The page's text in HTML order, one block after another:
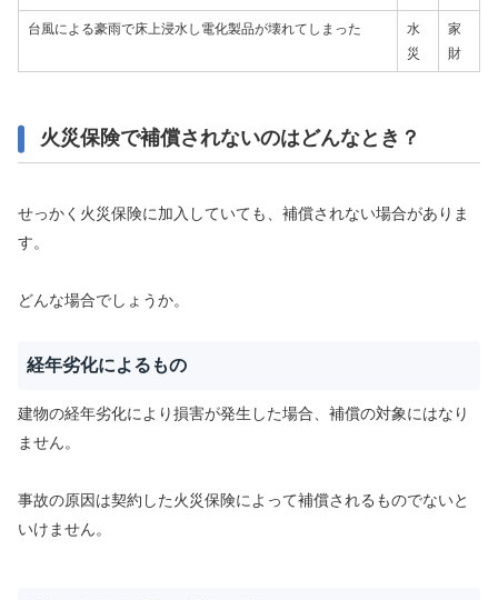
台風による豪雨で床上浸水し電化製品が壊れてしまった
水
災
家
財
火災保険で補償されないのはどんなとき？
せっかく火災保険に加入していても、補償されない場合がありま
す。
どんな場合でしょうか。
経年劣化によるもの
建物の経年劣化により損害が発生した場合、補償の対象にはなり
ません。
事故の原因は契約した火災保険によって補償されるものでないと
いけません。